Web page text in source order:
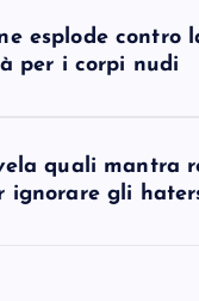
esplode contro
per i corpi nudi
quali mantra
ignorare gli